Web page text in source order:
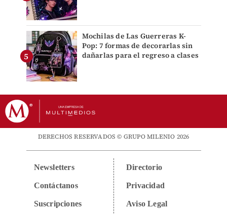
Mochilas de Las Guerreras K-
Pop: 7 formas de decorarlas sin
dañarlas para el regreso a clases
DERECHOS RESERVADOS © GRUPO MILENIO 2026
Newsletters
Contáctanos
Suscripciones
Directorio
Privacidad
Aviso Legal